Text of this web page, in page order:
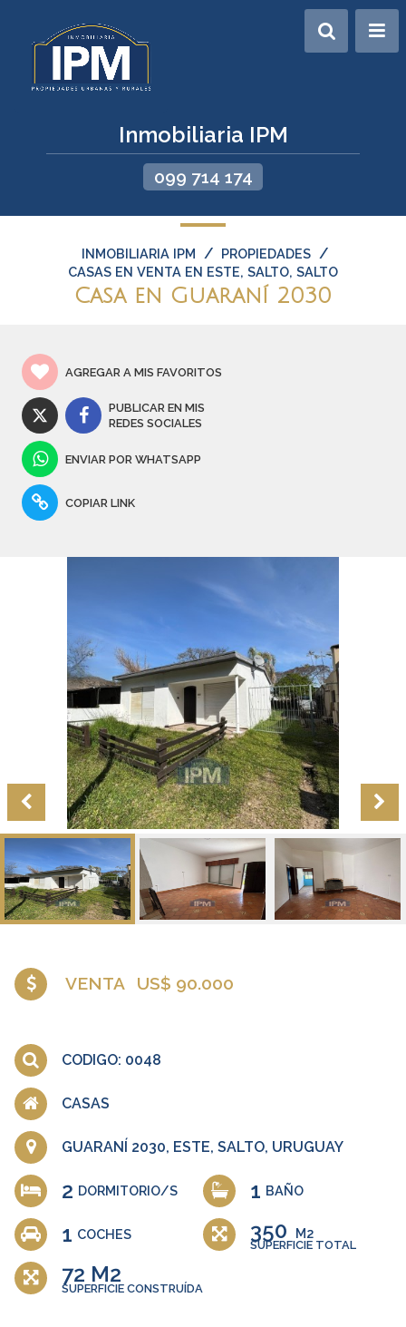
Inmobiliaria IPM
099 714 174
INMOBILIARIA IPM / PROPIEDADES /
CASAS EN VENTA EN ESTE, SALTO, SALTO
Casa en Guaraní 2030
AGREGAR A MIS FAVORITOS
PUBLICAR EN MIS
REDES SOCIALES
ENVIAR POR WHATSAPP
COPIAR LINK
VENTA US$ 90.000
CODIGO: 0048
CASAS
GUARANÍ 2030, ESTE, SALTO, URUGUAY
2 DORMITORIO/S 1 BAÑO
1 COCHES 350 M2
SUPERFICIE TOTAL
72 M2
SUPERFICIE CONSTRUÍDA